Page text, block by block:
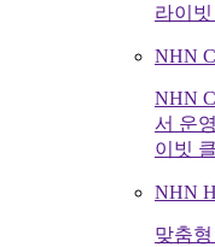
라이
NHN
NHN
서 운
이빗
NHN
맞춤